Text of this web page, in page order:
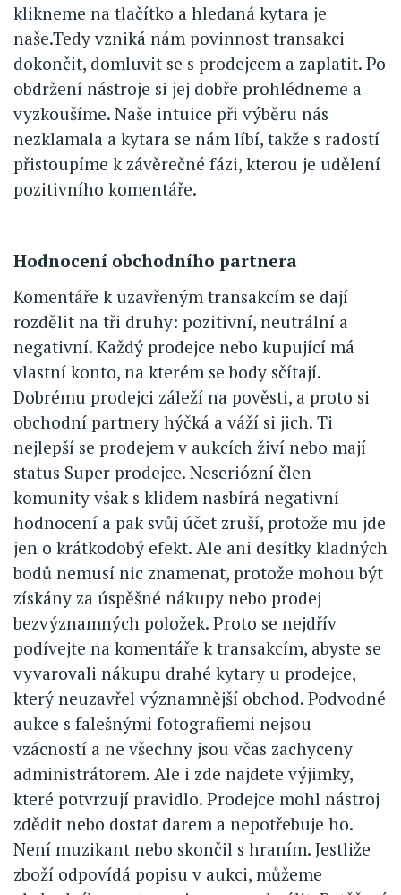
klikneme na tlačítko a hledaná kytara je
naše.Tedy vzniká nám povinnost transakci
dokončit, domluvit se s prodejcem a zaplatit. Po
obdržení nástroje si jej dobře prohlédneme a
vyzkoušíme. Naše intuice při výběru nás
nezklamala a kytara se nám líbí, takže s radostí
přistoupíme k závěrečné fázi, kterou je udělení
pozitivního komentáře.
Hodnocení obchodního partnera
Komentáře k uzavřeným transakcím se dají
rozdělit na tři druhy: pozitivní, neutrální a
negativní. Každý prodejce nebo kupující má
vlastní konto, na kterém se body sčítají.
Dobrému prodejci záleží na pověsti, a proto si
obchodní partnery hýčká a váží si jich. Ti
nejlepší se prodejem v aukcích živí nebo mají
status Super prodejce. Neseriózní člen
komunity však s klidem nasbírá negativní
hodnocení a pak svůj účet zruší, protože mu jde
jen o krátkodobý efekt. Ale ani desítky kladných
bodů nemusí nic znamenat, protože mohou být
získány za úspěšné nákupy nebo prodej
bezvýznamných položek. Proto se nejdřív
podívejte na komentáře k transakcím, abyste se
vyvarovali nákupu drahé kytary u prodejce,
který neuzavřel významnější obchod. Podvodné
aukce s falešnými fotografiemi nejsou
vzácností a ne všechny jsou včas zachyceny
administrátorem. Ale i zde najdete výjimky,
které potvrzují pravidlo. Prodejce mohl nástroj
zdědit nebo dostat darem a nepotřebuje ho.
Není muzikant nebo skončil s hraním. Jestliže
zboží odpovídá popisu v aukci, můžeme